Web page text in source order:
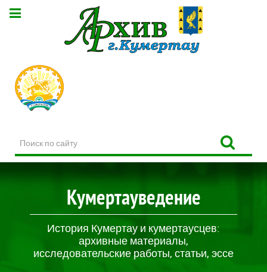
по
сайту
Кумертауведение
История Кумертау и кумертаусцев:
архивные материалы,
исследовательские работы, статьи, эссе